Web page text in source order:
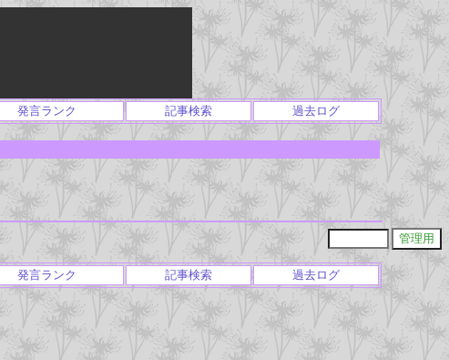
発言ランク 記事検索 過去ログ
発言ランク 記事検索 過去ログ